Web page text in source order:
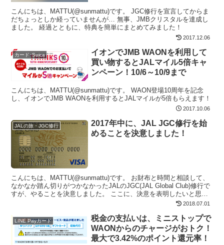
こんにちは、MATTU(@sunmattu)です。 JGC修行を宣言してからま
だちょっとしか経っていませんが… 無事、JMBクリスタルを達成し
ました。 経過とともに、特典を簡単にまとめてみました！
2017.12.06
カード･Suica
イオンでJMB WAONを利用して
買い物するとJALマイル5倍キャ
ンペーン！10/6～10/9まで
こんにちは、MATTU(@sunmattu)です。 WAON登場10周年を記念
し、イオンでJMB WAONを利用するとJALマイルが5倍もらえます！
2017.10.06
JALの旅・JGC修行
2017年中に、JAL JGC修行を始
めることを決意しました！
こんにちは、MATTU(@sunmattu)です。 お財布と時間と相談して、
なかなか踏ん切りがつかなかったJALのJGC(JAL Global Club)修行で
すが、やることを決意しました。 ここに、決意を表明したいと思い
2018.07.01
LINE Payカード
税金の支払いは、ミニストップで
WAONからのチャージがおトク！
最大で3.42%のポイント還元率！